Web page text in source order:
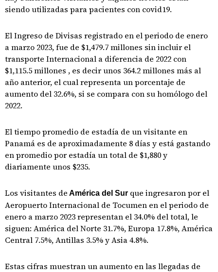
siendo utilizadas para pacientes con covid19.
El Ingreso de Divisas registrado en el periodo de enero
a marzo 2023, fue de $1,479.7 millones sin incluir el
transporte Internacional a diferencia de 2022 con
$1,115.5 millones , es decir unos 364.2 millones más al
año anterior, el cual representa un porcentaje de
aumento del 32.6%, si se compara con su homólogo del
2022.
El tiempo promedio de estadía de un visitante en
Panamá es de aproximadamente 8 días y está gastando
en promedio por estadía un total de $1,880 y
diariamente unos $235.
Los visitantes de América del Sur que ingresaron por el
Aeropuerto Internacional de Tocumen en el periodo de
enero a marzo 2023 representan el 34.0% del total, le
siguen: América del Norte 31.7%, Europa 17.8%, América
Central 7.5%, Antillas 3.5% y Asia 4.8%.
Estas cifras muestran un aumento en las llegadas de